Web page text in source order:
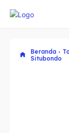
Search
Search
& Make a
& Make a
Beranda
Situbondo